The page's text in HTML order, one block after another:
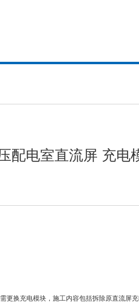
配电室直流屏 充电
更换充电模块，施工内容包括拆除原直流屏